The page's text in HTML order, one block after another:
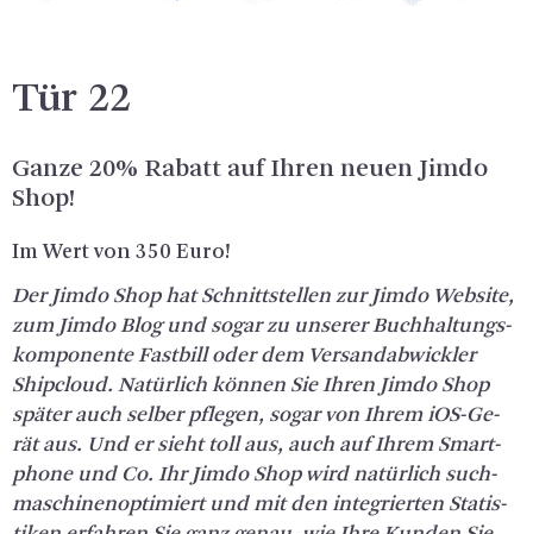
Tür 22
Ganze 20% Ra­batt auf Ihren neuen Jimdo
Shop!
Im Wert von 350 Euro!
Der Jimdo Shop hat Schnitt­stel­len zur Jimdo Web­site,
zum Jimdo Blog und sogar zu un­se­rer Buch­hal­tungs­
kom­po­nen­te Fast­bill oder dem Ver­sand­ab­wick­ler
Ship­cloud. Na­tür­lich kön­nen Sie Ihren Jimdo Shop
spä­ter auch sel­ber pfle­gen, sogar von Ihrem iOS-Ge­
rät aus. Und er sieht toll aus, auch auf Ihrem Smart­
pho­ne und Co. Ihr Jimdo Shop wird na­tür­lich such­
ma­schi­nen­op­ti­miert und mit den in­te­grier­ten Sta­tis­